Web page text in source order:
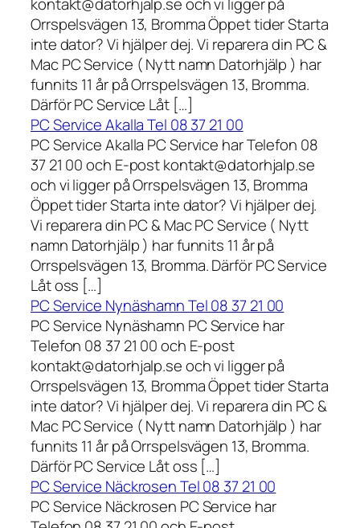
Orrspelsvägen 13, Bromma Öppet tider Starta
inte dator? Vi hjälper dej. Vi reparera din PC &
Mac PC Service ( Nytt namn Datorhjälp ) har
funnits 11 år på Orrspelsvägen 13, Bromma.
Därför PC Service Låt […]
PC Service Akalla Tel 08 37 21 00
PC Service Akalla PC Service har Telefon 08
37 21 00 och E-post kontakt@datorhjalp.se
och vi ligger på Orrspelsvägen 13, Bromma
Öppet tider Starta inte dator? Vi hjälper dej.
Vi reparera din PC & Mac PC Service ( Nytt
namn Datorhjälp ) har funnits 11 år på
Orrspelsvägen 13, Bromma. Därför PC Service
Låt oss […]
PC Service Nynäshamn Tel 08 37 21 00
PC Service Nynäshamn PC Service har
Telefon 08 37 21 00 och E-post
kontakt@datorhjalp.se och vi ligger på
Orrspelsvägen 13, Bromma Öppet tider Starta
inte dator? Vi hjälper dej. Vi reparera din PC &
Mac PC Service ( Nytt namn Datorhjälp ) har
funnits 11 år på Orrspelsvägen 13, Bromma.
Därför PC Service Låt oss […]
PC Service Näckrosen Tel 08 37 21 00
PC Service Näckrosen PC Service har